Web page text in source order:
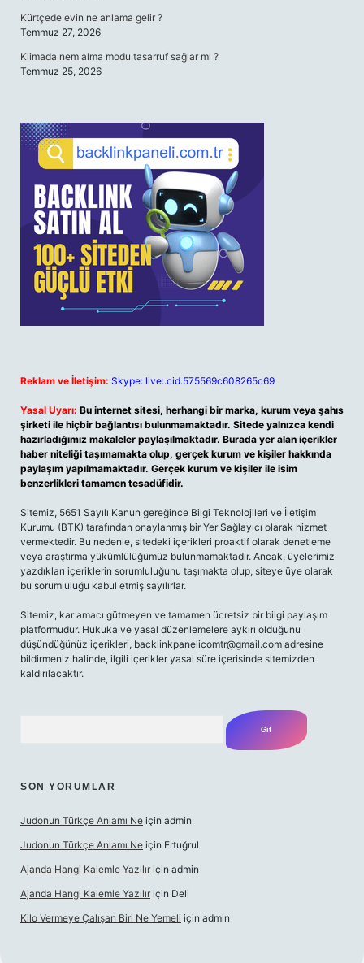
Kürtçede evin ne anlama gelir ?
Temmuz 27, 2026
Klimada nem alma modu tasarruf sağlar mı ?
Temmuz 25, 2026
Reklam ve İletişim: Skype: live:.cid.575569c608265c69
Yasal Uyarı: Bu internet sitesi, herhangi bir marka, kurum veya şahıs
şirketi ile hiçbir bağlantısı bulunmamaktadır. Sitede yalnızca kendi
hazırladığımız makaleler paylaşılmaktadır. Burada yer alan içerikler
haber niteliği taşımamakta olup, gerçek kurum ve kişiler hakkında
paylaşım yapılmamaktadır. Gerçek kurum ve kişiler ile isim
benzerlikleri tamamen tesadüfidir.
Sitemiz, 5651 Sayılı Kanun gereğince Bilgi Teknolojileri ve İletişim
Kurumu (BTK) tarafından onaylanmış bir Yer Sağlayıcı olarak hizmet
vermektedir. Bu nedenle, sitedeki içerikleri proaktif olarak denetleme
veya araştırma yükümlülüğümüz bulunmamaktadır. Ancak, üyelerimiz
yazdıkları içeriklerin sorumluluğunu taşımakta olup, siteye üye olarak
bu sorumluluğu kabul etmiş sayılırlar.
Sitemiz, kar amacı gütmeyen ve tamamen ücretsiz bir bilgi paylaşım
platformudur. Hukuka ve yasal düzenlemelere aykırı olduğunu
düşündüğünüz içerikleri, backlinkpanelicomtr@gmail.com adresine
bildirmeniz halinde, ilgili içerikler yasal süre içerisinde sitemizden
kaldırılacaktır.
SON YORUMLAR
Judonun Türkçe Anlamı Ne için admin
Judonun Türkçe Anlamı Ne için Ertuğrul
Ajanda Hangi Kalemle Yazılır için admin
Ajanda Hangi Kalemle Yazılır için Deli
Kilo Vermeye Çalışan Biri Ne Yemeli için admin